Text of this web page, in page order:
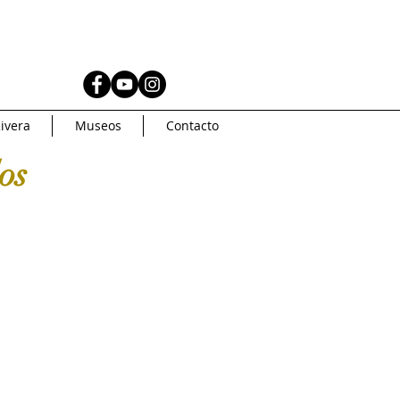
MUSEOS
Museos Contacto